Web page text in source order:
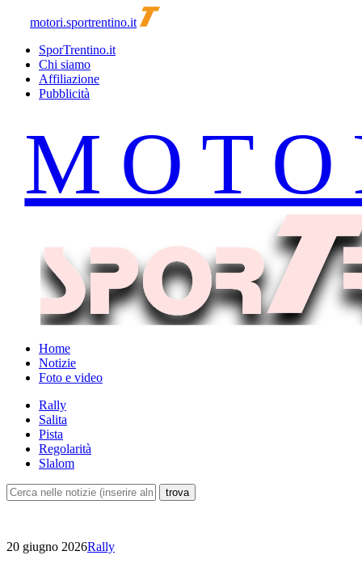
motori.sportrentino.it
SporTrentino.it
Chi siamo
Affiliazione
Pubblicità
Home
Notizie
Foto e video
Rally
Salita
Pista
Regolarità
Slalom
20 giugno 2026Rally